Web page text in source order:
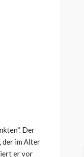
Der
der im Alter
er vor